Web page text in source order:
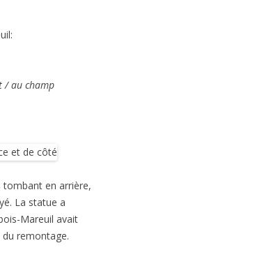
/ au champ
en arrière,
La statue a
Mareuil avait
remontage.